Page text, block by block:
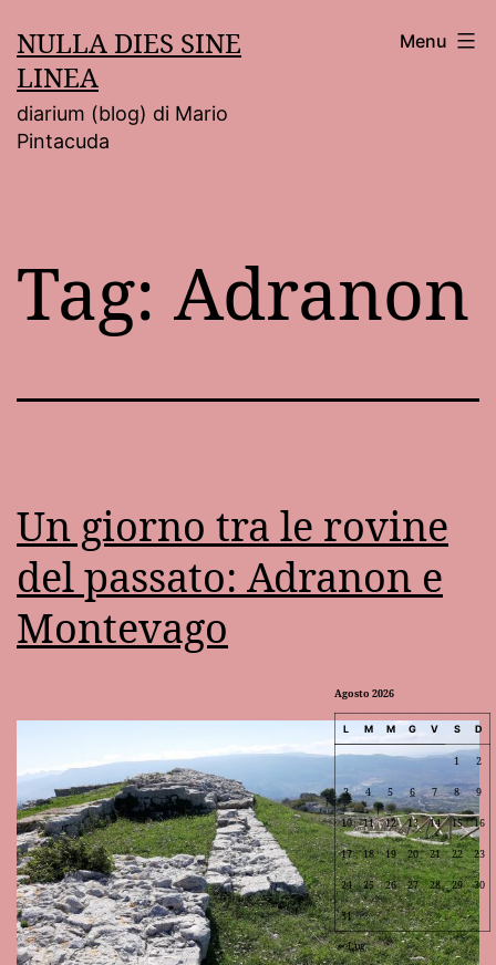
al
contenuto
NULLA DIES SINE
LINEA
diarium (blog) di Mario
Pintacuda
Menu
Tag: Adranon
Un giorno tra le rovine
del passato: Adranon e
Montevago
Agosto 2026
L M M G V S D
1 2
3 4 5 6 7 8 9
10 11 12 13 14 15 16
17 18 19 20 21 22 23
24 25 26 27 28 29 30
31
Lug